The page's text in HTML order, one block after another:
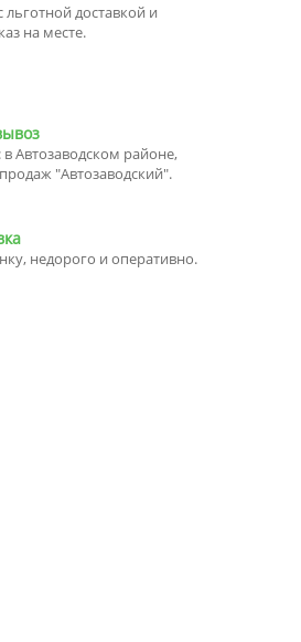
льготной доставкой и
на месте.
Автозаводском районе,
"Автозаводский".
недорого и оперативно.